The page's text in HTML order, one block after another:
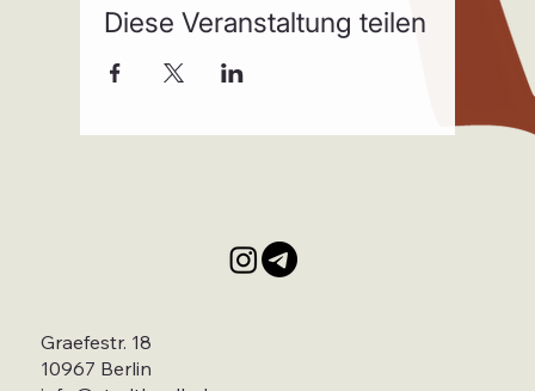
Diese Veranstaltung teilen
Graefestr. 18
10967 Berlin